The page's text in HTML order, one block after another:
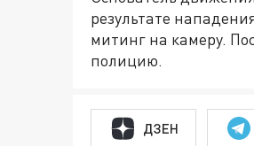
результате
митинг на камеру.
полицию.
ДЗЕН